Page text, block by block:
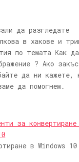
да разгледате
в хакове и
по темата Как да
? Ако
да ни кажете,
да помогнем.
за
в Windows 10